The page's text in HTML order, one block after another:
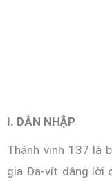
I. DẪN NHẬP
Thánh vịnh 137 là
gia Đa-vít dâng lời